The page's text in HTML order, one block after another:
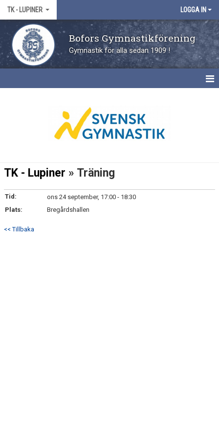
TK - LUPINER LOGGA IN
Bofors Gymnastikförening
Gymnastik för alla sedan 1909 !
TK - Lupiner » Träning
Tid:
ons 24 september, 17:00 - 18:30
Plats:
Bregårdshallen
<< Tillbaka